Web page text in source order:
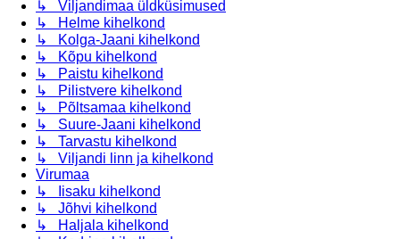
↳ Viljandimaa üldküsimused
↳ Helme kihelkond
↳ Kolga-Jaani kihelkond
↳ Kõpu kihelkond
↳ Paistu kihelkond
↳ Pilistvere kihelkond
↳ Põltsamaa kihelkond
↳ Suure-Jaani kihelkond
↳ Tarvastu kihelkond
↳ Viljandi linn ja kihelkond
Virumaa
↳ Iisaku kihelkond
↳ Jõhvi kihelkond
↳ Haljala kihelkond